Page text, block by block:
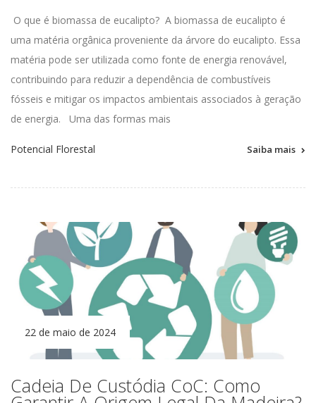
O que é biomassa de eucalipto? A biomassa de eucalipto é
uma matéria orgânica proveniente da árvore do eucalipto. Essa
matéria pode ser utilizada como fonte de energia renovável,
contribuindo para reduzir a dependência de combustíveis
fósseis e mitigar os impactos ambientais associados à geração
de energia.
Uma das formas mais
Potencial Florestal Saiba mais
22 de maio de 2024
Cadeia De Custódia CoC: Como